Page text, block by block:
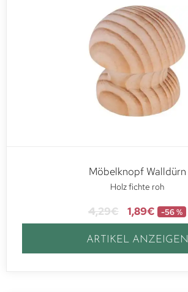
Möbelknopf Walldürn
Holz fichte roh
4,29€ 1,89€ -56 %
ARTIKEL ANZEIGEN